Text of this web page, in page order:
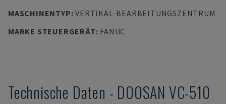
MASCHINENTYP:VERTIKAL-BEARBEITUNGSZENTRUM
MARKE STEUERGERÄT: FANUC
Technische Daten - DOOSAN VC-510